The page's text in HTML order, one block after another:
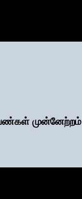
முன்னேற்றம்